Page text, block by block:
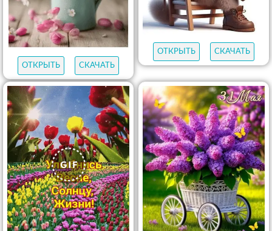
ОТКРЫТЬ СКАЧАТЬ
ОТКРЫТЬ СКАЧАТЬ